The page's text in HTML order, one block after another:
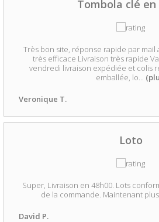
Tombola clé
Très bon site, réponse rapide par mail
très efficace Livraison très rapide
vendredi livraison expédiée et colis
emballée, lo...
Veronique T.
Loto
Super, Livraison en 48h00. Lots
de la commande. Maintenant
David P.